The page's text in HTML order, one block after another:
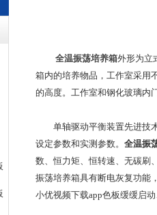
全温振荡培养箱外形为立
箱内的培养物品，工作室采用
的高度。工作室和钢化玻璃内
单轴驱动平衡装置先进技术，
设定参数和实测参数。 全温振
数、恒力矩、恒转速、无碳刷
振荡培养箱具有断电灰复功能
小优视频下载app色板缓缓启动